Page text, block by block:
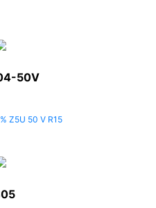
50V
Z5U 50 V R15